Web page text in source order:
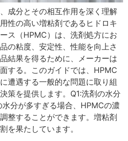
成分とその相互作用を深く理解
性の高い増粘剤であるヒドロキ
ス（HPMC）は、洗剤処方にお
の粘度、安定性、性能を向上さ
結果を得るために、メーカーは
する。このガイドでは、HPMC
遭遇する一般的な問題に取り組
策を提供します。Q1:洗剤の水分
分が多すぎる場合、HPMCの濃
整することができます。増粘剤
を果たしています。